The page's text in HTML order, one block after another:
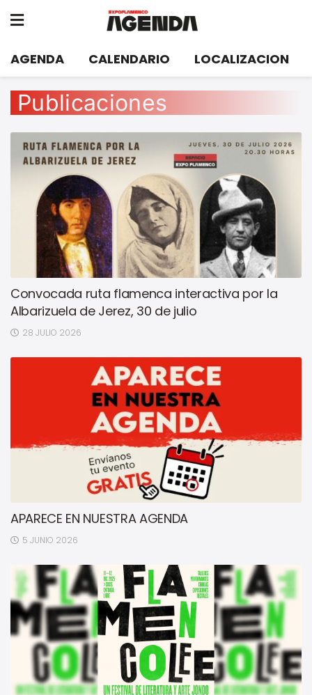
AGENDA CALENDARIO LOCALIZACION
Publicaciones
Convocada ruta flamenca interactiva por la
Albarizuela de Jerez, 30 de julio
28 JULIO 2026
APARECE EN NUESTRA AGENDA
5 JUNIO 2026